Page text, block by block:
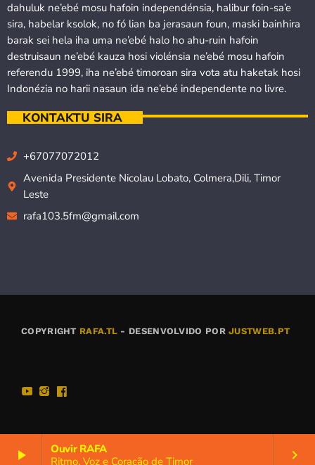
play_arrow
Ouvir RAFA
Ritmo, Voz e Coração de Timor
keyboard_arrow_right
dahuluk ne’ebé mosu hafoin independénsia, halibur foin-sa’e
sira, habelar ksolok, no fó lian ba jerasaun foun, maski bainhira
barak sei hela iha uma ne’ebé halo ho ahu-ruin hafoin
destruisaun ne’ebé kauza hosi violénsia ne’ebé mosu hafoin
referendu 1999, iha ne’ebé timoroan sira vota atu haketak hosi
Indonézia no harii nasaun ida ne’ebé independente no livre.
KONTAKTU SIRA
+67077072012
Avenida Presidente Nicolau Lobato, Colmera,Dili, Timor
Leste
rafa103.5fm@gmail.com
COPYRIGHT RAFA.TL - DESENVOLVIDO PORJUSTWEB.PT